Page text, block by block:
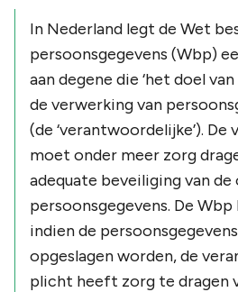
In Nederland legt de Wet
persoonsgegevens (Wbp)
aan degene die ‘het doel
de verwerking van
(de ‘verantwoordelijke’).
moet onder meer zorg
adequate beveiliging van de
persoonsgegevens. De
indien de
opgeslagen worden, de
plicht heeft zorg te dragen